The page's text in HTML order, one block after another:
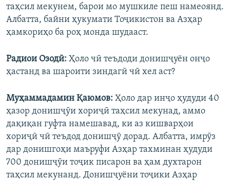
таҳсил мекунем, барои мо мушкиле пеш намеоянд.
Албатта, байни ҳукумати Тоҷикистон ва Азҳар
ҳамкориҳо ба роҳ монда шудааст.
Радиои Озодӣ: Ҳоло чӣ теъдоди донишҷуён онҷо
ҳастанд ва шароити зиндагӣ чӣ хел аст?
Муҳаммадамин Қаюмов: Ҳоло дар инҷо ҳудуди 40
ҳазор донишҷӯи хориҷӣ таҳсил мекунад, аммо
дақиқан гуфта намешавад, ки аз кишварҳои
хориҷӣ чӣ теъдод донишҷӯ дорад. Албатта, имрӯз
дар донишгоҳи маъруфи Азҳар тахминан ҳудуди
700 донишҷӯи тоҷик писарон ва ҳам духтарон
таҳсил мекунанд. Донишҷуёни тоҷики Азҳар